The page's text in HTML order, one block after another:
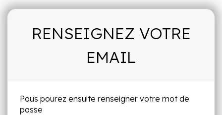
RENSEIGNEZ VOTRE
EMAIL
Pous pourez ensuite renseigner votre mot de
passe